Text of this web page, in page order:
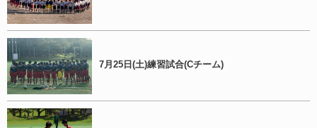
7月25日(土)練習試合(Cチーム)